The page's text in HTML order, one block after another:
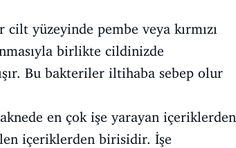
yüzeyinde pembe veya kırmızı
birlikte cildinizde
Bu bakteriler iltihaba sebep olur
en çok işe yarayan içeriklerden
içeriklerden birisidir. İşe